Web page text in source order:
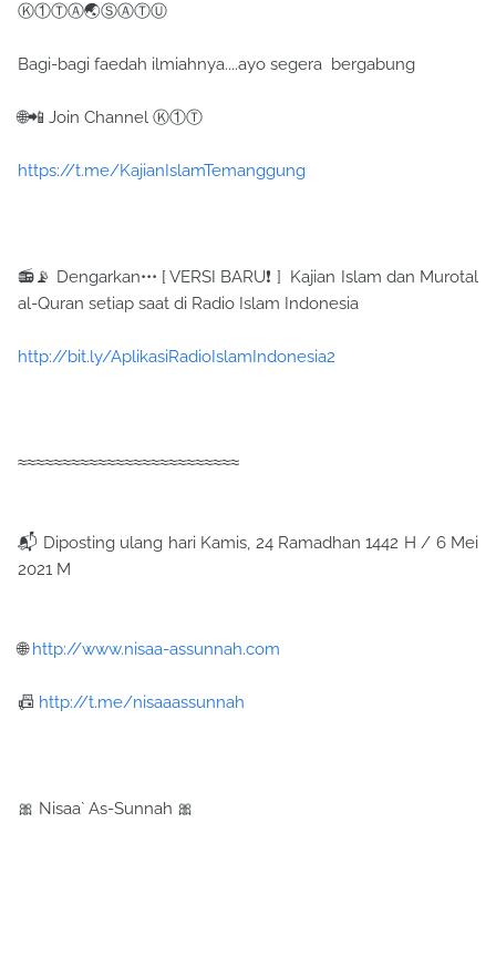
Ⓚ①ⓉⒶ🌏ⓈⒶⓉⓊ
Bagi-bagi faedah ilmiahnya....ayo segera bergabung
🌐📲 Join Channel Ⓚ①Ⓣ
https://t.me/KajianIslamTemanggung
📻📡 Dengarkan••• [ VERSI BARU❗ ] Kajian Islam dan Murotal
al-Quran setiap saat di Radio Islam Indonesia
http://bit.ly/AplikasiRadioIslamIndonesia2
≈≈≈≈≈≈≈≈≈≈≈≈≈≈≈≈≈≈≈≈≈≈≈≈≈
📬 Diposting ulang hari Kamis, 24 Ramadhan 1442 H / 6 Mei
2021 M
🌐http://www.nisaa-assunnah.com
📠 http://t.me/nisaaassunnah
🎀 Nisaa` As-Sunnah 🎀